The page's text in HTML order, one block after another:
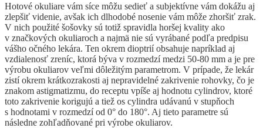
Hotové okuliare vám síce môžu sedieť a subjektívne vám dokážu aj
zlepšiť videnie, avšak ich dlhodobé nosenie vám môže zhoršiť zrak.
V nich použité šošovky sú totiž spravidla horšej kvality ako
v značkových okuliaroch a najmä nie sú vyrábané podľa predpisu
vášho očného lekára. Ten okrem dioptrií obsahuje napríklad aj
vzdialenosť zreníc, ktorá býva v rozmedzí medzi 50-80 mm a je pre
výrobu okuliarov veľmi dôležitým parametrom. V prípade, že lekár
zistí okrem krátkozrakosti aj nepravidelné zakrivenie rohovky, čo je
znakom astigmatizmu, do receptu vpíše aj hodnotu cylindrov, ktoré
toto zakrivenie korigujú a tiež os cylindra udávanú v stupňoch
s hodnotami v rozmedzí od 0° do 180°. Aj tieto parametre sú
následne zohľadňované pri výrobe okuliarov.